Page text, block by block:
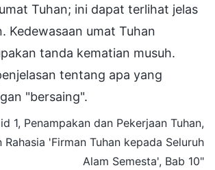
Tuhan; ini dapat terlihat jelas
Kedewasaan umat Tuhan
tanda kematian musuh.
tentang apa yang
"bersaing".
1, Penampakan dan Pekerjaan Tuhan,
Rahasia 'Firman Tuhan kepada Seluruh
Alam Semesta', Bab 10"